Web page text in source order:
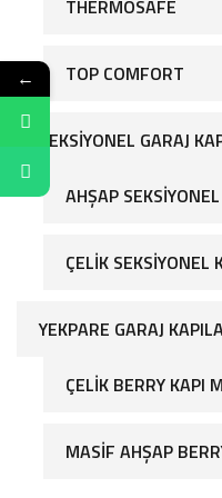
THERMOSAFE
TOP COMFORT
SEKSIYONEL GARAJ
AHŞAP
ÇELIK SEKSIYONEL
YEKPARE GARAJ
ÇELIK BERRY KAPI
MASIF AHŞAP
←